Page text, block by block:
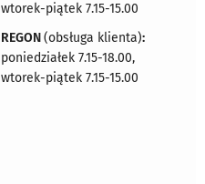
wtorek-piątek 7.15-15.00
REGON(obsługa klienta):
poniedziałek 7.15-18.00,
wtorek-piątek 7.15-15.00